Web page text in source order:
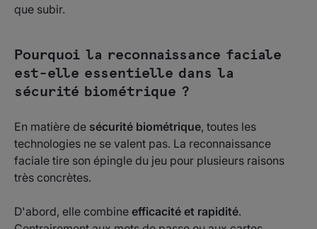
que subir.
Pourquoi la reconnaissance faciale
est-elle essentielle dans la
sécurité biométrique ?
En matière de sécurité biométrique, toutes les
technologies ne se valent pas. La reconnaissance
faciale tire son épingle du jeu pour plusieurs raisons
très concrètes.
D'abord, elle combine efficacité et rapidité.